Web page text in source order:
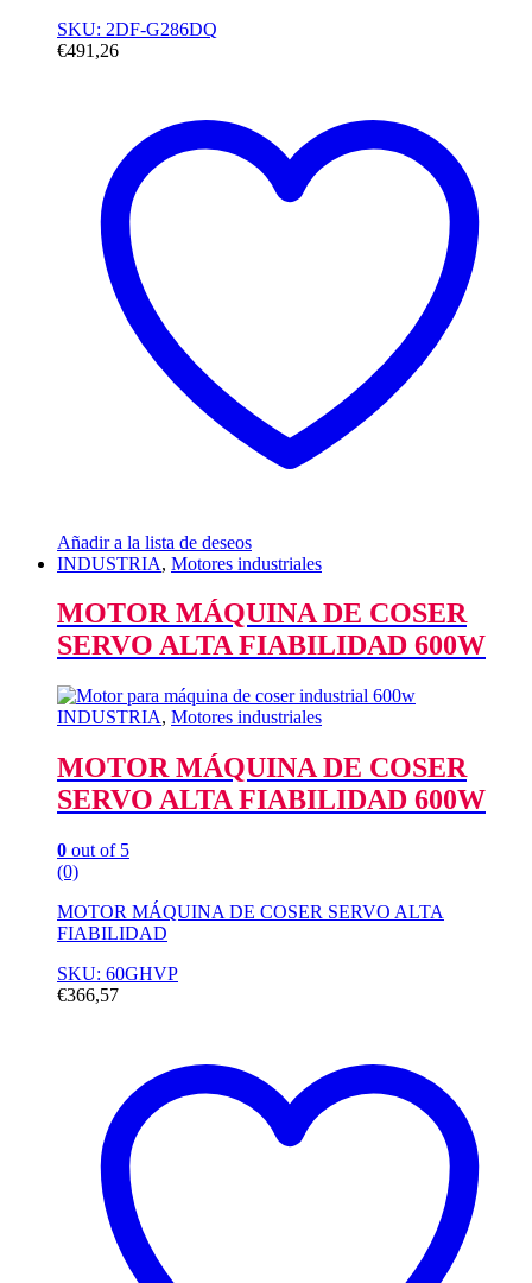
SKU: 2DF-G286DQ
€491,26
Añadir a la lista de deseos
INDUSTRIA, Motores industriales
MOTOR MÁQUINA DE COSER
SERVO ALTA FIABILIDAD 600W
INDUSTRIA, Motores industriales
MOTOR MÁQUINA DE COSER
SERVO ALTA FIABILIDAD 600W
0 out of 5
(0)
MOTOR MÁQUINA DE COSER SERVO ALTA
FIABILIDAD
SKU: 60GHVP
€366,57